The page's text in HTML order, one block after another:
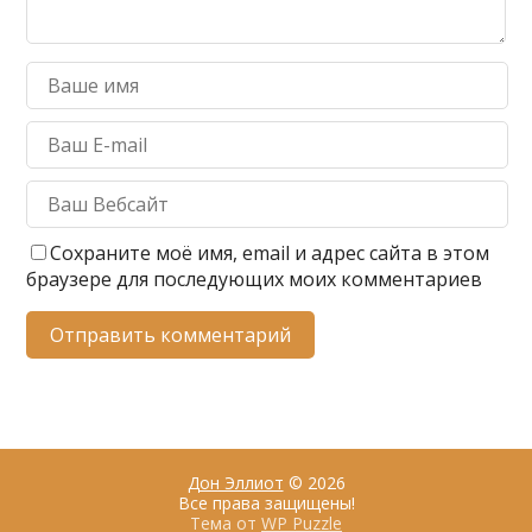
Сохраните моё имя, email и адрес сайта в этом
браузере для последующих моих комментариев
Дон Эллиот © 2026
Все права защищены!
Тема от WP Puzzle